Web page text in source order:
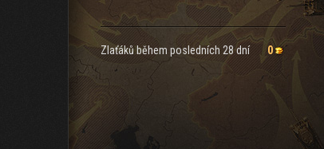
Zlaťáků během posledních 28 dní 0